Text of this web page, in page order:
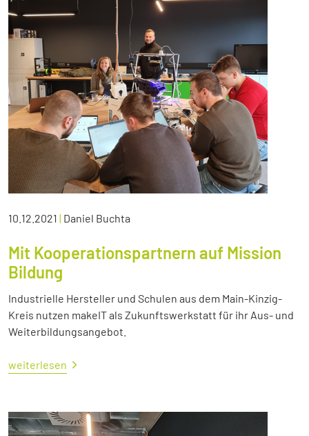
10.12.2021 | Daniel Buchta
Mit Kooperationspartnern auf Mission
Bildung
Industrielle Hersteller und Schulen aus dem Main-Kinzig-
Kreis nutzen makeIT als Zukunftswerkstatt für ihr Aus- und
Weiterbildungsangebot.
weiterlesen